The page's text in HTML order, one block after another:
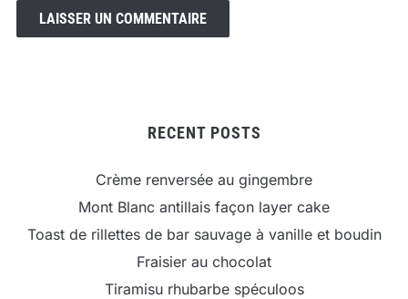
RECENT POSTS
Crème renversée au gingembre
Mont Blanc antillais façon layer cake
Toast de rillettes de bar sauvage à vanille et boudin
Fraisier au chocolat
Tiramisu rhubarbe spéculoos